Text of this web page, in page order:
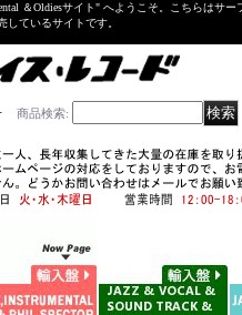
＆Oldiesサイト" へようこそ。こちらはサ
しているサイトです。
商品検索: